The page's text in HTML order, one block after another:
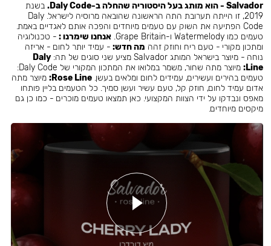
Salvador - הוא מותג בעל היסטוריה שהחלה ב-Daly Code.
בשנת
2019, זו הייתה תערובת התה הראשונה שהובאה מרוסיה לישראל. Daly
Code הפתיעה את השוק עם טעמים מיוחדים והפכה אותם לאגדיים באמת.
טעמים כמו Watermelody ו-Grape Britain.
אנחנו שימרנו : - טכנולוגיה
ומתכון מקורי - טעם ריח וחוזק זהה מה חדש: - עמיד יותר לחום - אריזה
נוחה - מיוצר בישראל המותג Salvador מציע שני סוגים של תה:
Daly
Line:
מיוצר מתה שחור, משמר במלואו את המתכון המקורי של Daly Code:
טעמים בהירים ועשירים, עמידים לחום ומלאים בעשן.Rose Line: מיוצר מתה
אדום עמיד לחום, חוזק קל, טעם עשיר ועשן סמיך. כל הטעמים בליין פותחו
מאפס ונבדקו על ידי הצוות המקצועי. כאן תמצאו טעמים מוכרים - כמו כן גם
מיקסים מיוחדים.